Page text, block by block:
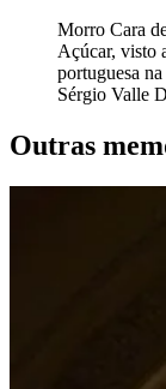
Morro Cara
Açúcar, visto
portuguesa
Sérgio Valle
Outras